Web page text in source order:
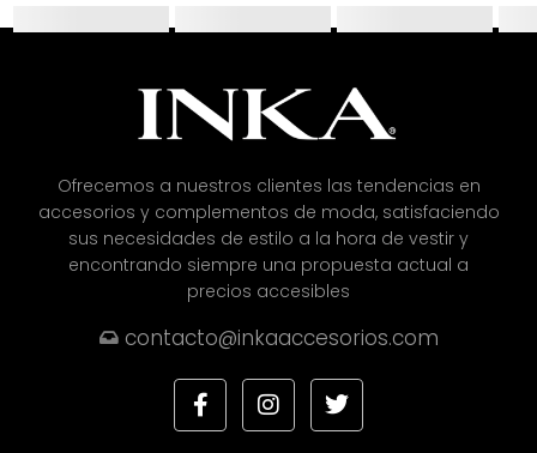
Ofrecemos a nuestros clientes las tendencias en
accesorios y complementos de moda, satisfaciendo
sus necesidades de estilo a la hora de vestir y
encontrando siempre una propuesta actual a
precios accesibles
contacto@inkaaccesorios.com